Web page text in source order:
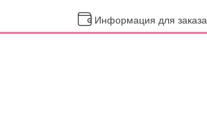
Информация для заказа